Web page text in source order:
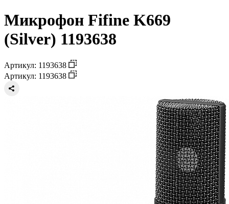
Микрофон Fifine K669
(Silver) 1193638
Артикул: 1193638
Артикул: 1193638